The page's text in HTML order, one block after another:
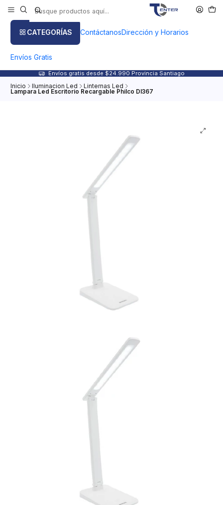
CATEGORÍAS ContáctanosDirección y Horarios
Envíos Gratis
Envíos gratis desde $24.990 Provincia Santiago
Inicio Iluminacion Led Linternas Led
Lampara Led Escritorio Recargable Philco Dl367